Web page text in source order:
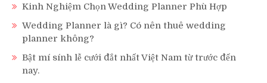
Kinh Nghiệm Chọn Wedding Planner Phù Hợp
Wedding Planner là gì? Có nên thuê wedding
planner không?
Bật mí sính lễ cưới đắt nhất Việt Nam từ trước đến
nay.